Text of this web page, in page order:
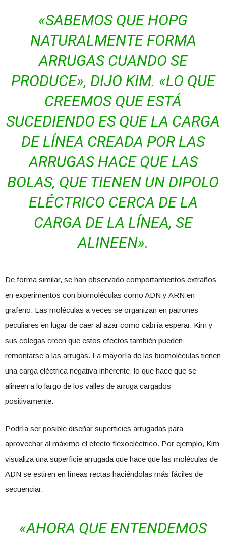
«SABEMOS QUE HOPG
NATURALMENTE FORMA
ARRUGAS CUANDO SE
PRODUCE», DIJO KIM. «LO QUE
CREEMOS QUE ESTÁ
SUCEDIENDO ES QUE LA CARGA
DE LÍNEA CREADA POR LAS
ARRUGAS HACE QUE LAS
BOLAS, QUE TIENEN UN DIPOLO
ELÉCTRICO CERCA DE LA
CARGA DE LA LÍNEA, SE
ALINEEN».
De forma similar, se han observado comportamientos extraños
en experimentos con biomoléculas como ADN y ARN en
grafeno. Las moléculas a veces se organizan en patrones
peculiares en lugar de caer al azar como cabría esperar. Kim y
sus colegas creen que estos efectos también pueden
remontarse a las arrugas. La mayoría de las biomoléculas tienen
una carga eléctrica negativa inherente, lo que hace que se
alineen a lo largo de los valles de arruga cargados
positivamente.
Podría ser posible diseñar superficies arrugadas para
aprovechar al máximo el efecto flexoeléctrico. Por ejemplo, Kim
visualiza una superficie arrugada que hace que las moléculas de
ADN se estiren en líneas rectas haciéndolas más fáciles de
secuenciar.
«AHORA QUE ENTENDEMOS